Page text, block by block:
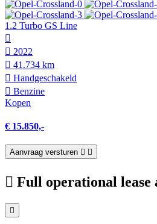
1.2 Turbo GS Line
2022
41.734 km
Hand­geschakeld
Benzine
Kopen
€ 15.850,-
Aanvraag versturen
Full operational lease